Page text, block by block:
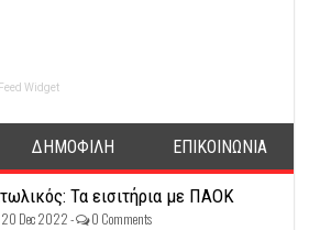
Feed Widget
ΔΗΜΟΦΙΛΗ ΕΠΙΚΟΙΝΩΝΙΑ
Τα εισιτήρια με ΠΑΟΚ
20 Dec 2022 - 0 Comments